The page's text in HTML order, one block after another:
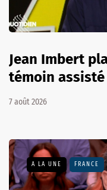
Jean Imbert
témoin assisté
7 août 2026
A LA UNE FRANCE